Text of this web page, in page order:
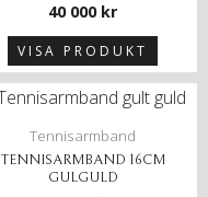
40 000 kr
VISA PRODUKT
Tennisarmband
TENNISARMBAND 16CM
GULGULD